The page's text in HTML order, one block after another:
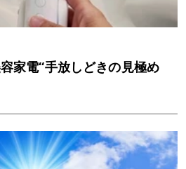
家電“手放しどきの見極め